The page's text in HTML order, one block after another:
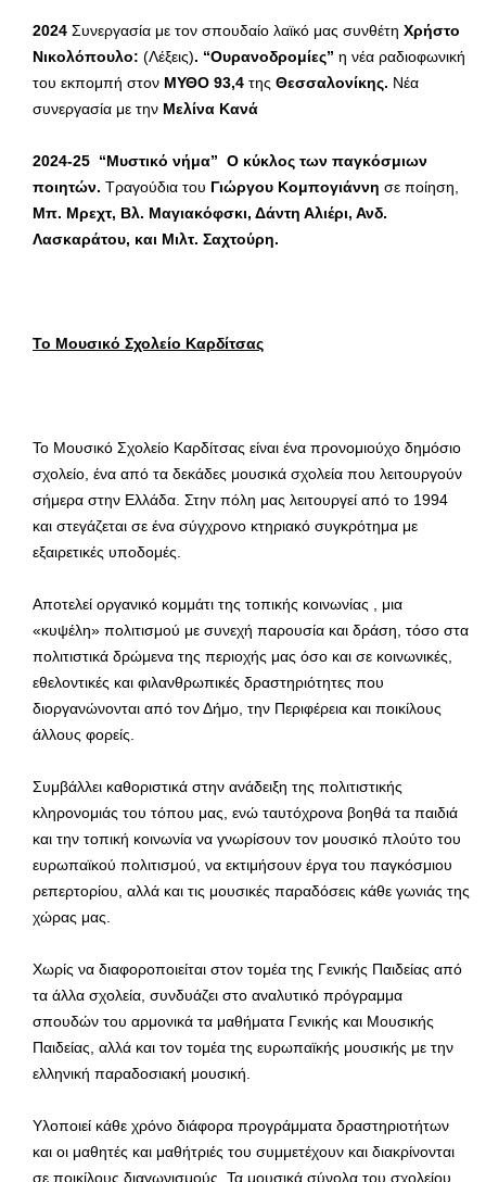
2024 Συνεργασία με τον σπουδαίο λαϊκό μας συνθέτη Χρήστο
Νικολόπουλο: (Λέξεις). “Ουρανοδρομίες” η νέα ραδιοφωνική
του εκπομπή στον ΜΥΘΟ 93,4 της Θεσσαλονίκης. Νέα
συνεργασία με την Μελίνα Κανά
2024-25 “Μυστικό νήμα” Ο κύκλος των παγκόσμιων
ποιητών. Τραγούδια του Γιώργου Κομπογιάννη σε ποίηση,
Μπ. Μρεχτ, Βλ. Μαγιακόφσκι, Δάντη Αλιέρι, Ανδ.
Λασκαράτου, και Μιλτ. Σαχτούρη.
Το Μουσικό Σχολείο Καρδίτσας
Το Μουσικό Σχολείο Καρδίτσας είναι ένα προνομιούχο δημόσιο
σχολείο, ένα από τα δεκάδες μουσικά σχολεία που λειτουργούν
σήμερα στην Ελλάδα. Στην πόλη μας λειτουργεί από το 1994
και στεγάζεται σε ένα σύγχρονο κτηριακό συγκρότημα με
εξαιρετικές υποδομές.
Αποτελεί οργανικό κομμάτι της τοπικής κοινωνίας , μια
«κυψέλη» πολιτισμού με συνεχή παρουσία και δράση, τόσο στα
πολιτιστικά δρώμενα της περιοχής μας όσο και σε κοινωνικές,
εθελοντικές και φιλανθρωπικές δραστηριότητες που
διοργανώνονται από τον Δήμο, την Περιφέρεια και ποικίλους
άλλους φορείς.
Συμβάλλει καθοριστικά στην ανάδειξη της πολιτιστικής
κληρονομιάς του τόπου μας, ενώ ταυτόχρονα βοηθά τα παιδιά
και την τοπική κοινωνία να γνωρίσουν τον μουσικό πλούτο του
ευρωπαϊκού πολιτισμού, να εκτιμήσουν έργα του παγκόσμιου
ρεπερτορίου, αλλά και τις μουσικές παραδόσεις κάθε γωνιάς της
χώρας μας.
Χωρίς να διαφοροποιείται στον τομέα της Γενικής Παιδείας από
τα άλλα σχολεία, συνδυάζει στο αναλυτικό πρόγραμμα
σπουδών του αρμονικά τα μαθήματα Γενικής και Μουσικής
Παιδείας, αλλά και τον τομέα της ευρωπαϊκής μουσικής με την
ελληνική παραδοσιακή μουσική.
Υλοποιεί κάθε χρόνο διάφορα προγράμματα δραστηριοτήτων
και οι μαθητές και μαθήτριές του συμμετέχουν και διακρίνονται
σε ποικίλους διαγωνισμούς. Τα μουσικά σύνολα του σχολείου